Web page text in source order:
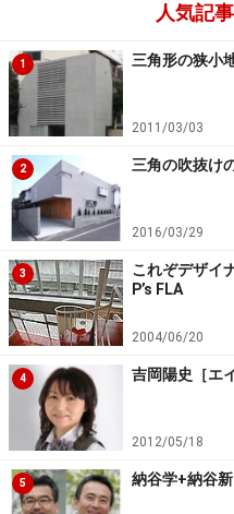
人気記
1 三角形の狭小
2011/03/03
2 三角の吹抜け
2016/03/29
3
これぞデザイ
P’s FLA
2004/06/20
4 吉岡陽史［エ
2012/05/18
5 納谷学+納谷新